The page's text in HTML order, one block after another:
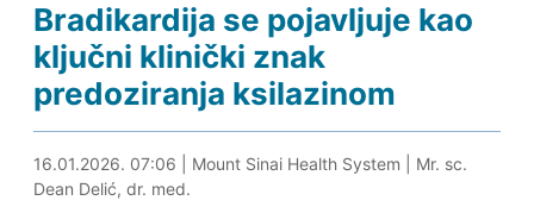
Bradikardija se pojavljuje kao
ključni klinički znak
predoziranja ksilazinom
16.01.2026. 07:28
16.01.2026. 07:06 Mount Sinai Health System
Mr. sc.
Dean Delić, dr. med.